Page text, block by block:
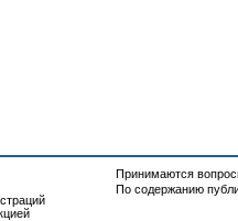
Принимаются
По содержанию